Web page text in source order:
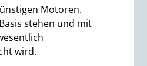
Motoren.
stehen und mit
wird.